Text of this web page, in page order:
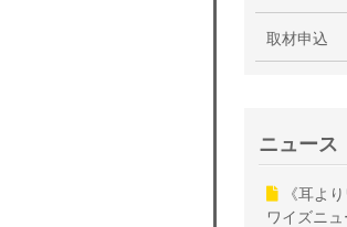
取材申込
ニュース
《耳よ
ワイズニ